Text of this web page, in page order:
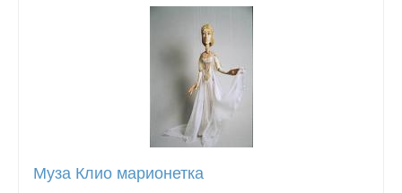
Муза Клио марионетка